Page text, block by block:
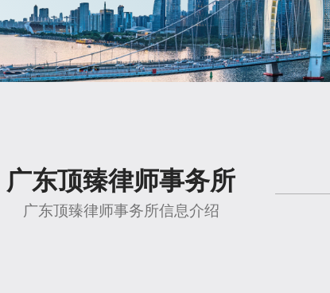
广东顶臻律师事务所
广东顶臻律师事务所信息介绍